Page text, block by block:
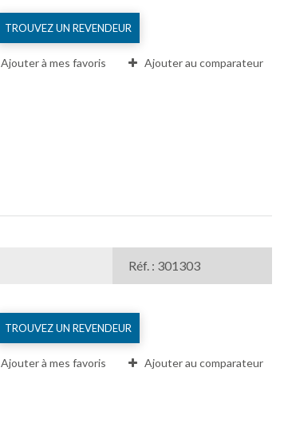
TROUVEZ UN REVENDEUR
Ajouter à mes favoris Ajouter au comparateur
Réf. : 301303
TROUVEZ UN REVENDEUR
Ajouter à mes favoris Ajouter au comparateur